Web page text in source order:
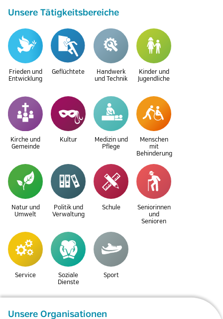
Unsere Tätigkeitsbereiche
Frieden und
Entwicklung
Geflüchtete
Handwerk
und Technik
Kinder und
Jugendliche
Kirche und
Gemeinde
Kultur
Medizin und
Pflege
Menschen
mit
Behinderung
Natur und
Umwelt
Politik und
Verwaltung
Schule
Seniorinnen
und
Senioren
Service
Soziale
Dienste
Sport
Unsere Organisationen